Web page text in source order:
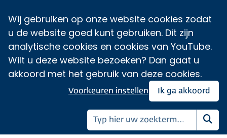
Wij gebruiken op onze website cookies zodat
u de website goed kunt gebruiken. Dit zijn
analytische cookies en cookies van YouTube.
Wilt u deze website bezoeken? Dan gaat u
akkoord met het gebruik van deze cookies.
Ik ga akkoord
Voorkeuren instellen